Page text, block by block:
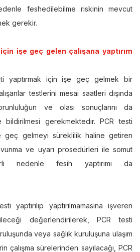
feshedilebilme riskinin mevcut
gerekir.
işe geç gelen çalışana yaptırım
yaptırmak için işe geç gelmek bir
testlerini mesai saatleri dışında
ve olası sonuçlarını da
bildirilmesi gerekmektedir. PCR testi
geç gelmeyi süreklilik haline getiren
ve uyarı prosedürleri ile somut
nedenle fesih yaptırımı da
yaptırılıp yaptırılmamasına işveren
değerlendirilerek, PCR testi
veya sağlık kuruluşuna ulaşım
çalışma sürelerinden sayılacağı, PCR